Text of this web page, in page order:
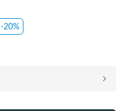
-20%